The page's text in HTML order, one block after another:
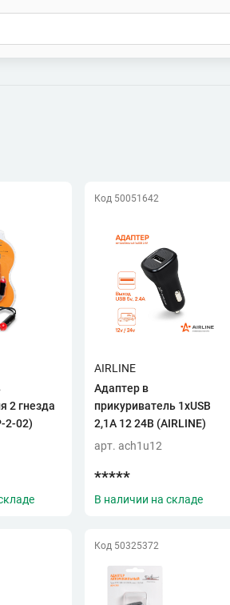
2 гнезда
2-02)
Код 50051642
AIRLINE
Адаптер в
прикуриватель 1хUSB
2,1А 12 24В (AIRLINE)
арт. ach1u12
*****
В наличии на складе
Код 50325372